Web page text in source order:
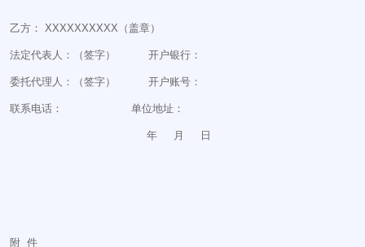
乙方： XXXXXXXXXX（盖章）
法定代表人：（签字） 开户银行：
委托代理人：（签字） 开户账号：
联系电话： 单位地址：
年 月 日
附 件